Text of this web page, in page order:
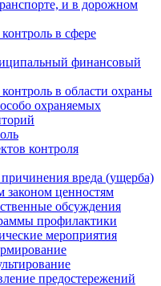
и в дорожном
в сфере
финансовый
в области охраны
охраняемых
контроля
вреда (ущерба)
законом ценностям
обсуждения
профилактики
мероприятия
предостережений